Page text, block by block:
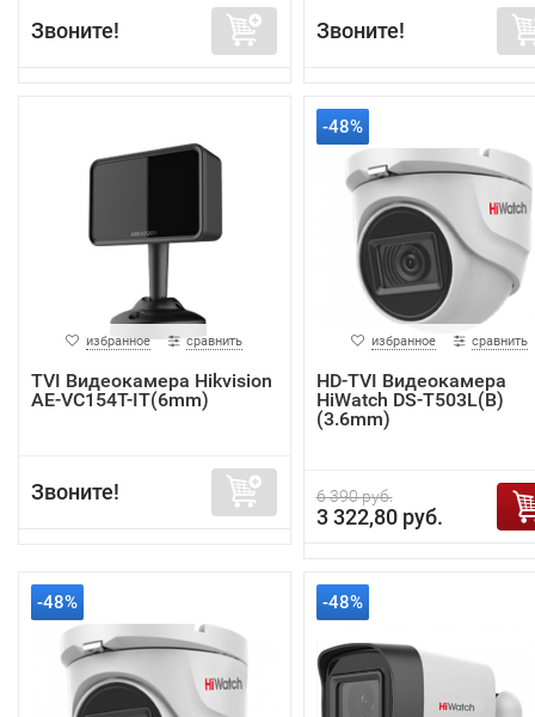
Звоните! Звоните!
избранное сравнить
TVI Видеокамера Hikvision
AE-VC154T-IT(6mm)
Звоните!
-48%
избранное сравнить
HD-TVI Видеокамера
HiWatch DS-T503L(B)
(3.6mm)
6 390 руб.
3 322,80 руб.
-48% -48%